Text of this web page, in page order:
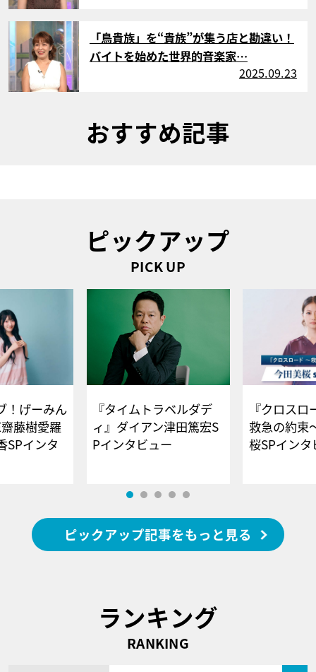
サムネイル
「鳥貴族」を“貴族”が集う店と勘違い！
バイトを始めた世界的音楽家…
2025.09.23
おすすめ記事
ピックアップ
PICK UP
！げーみん
藤樹愛羅
SPインタ
『タイムトラベルダデ
ィ』ダイアン津田篤宏S
Pインタビュー
『クロス
救急の約束
桜SPイ
ピックアップ記事をもっと見る
ランキング
RANKING